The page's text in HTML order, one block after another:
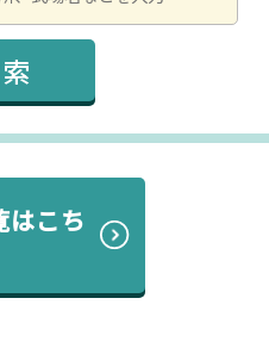
はこち